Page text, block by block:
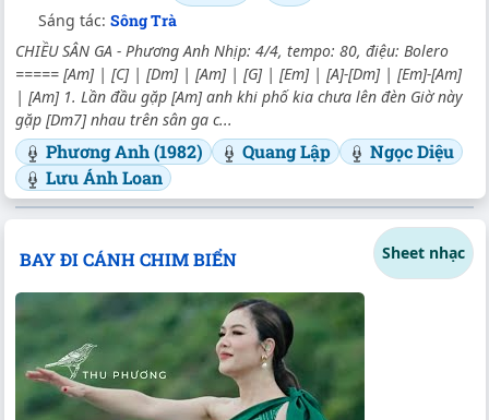
Sáng tác: Sông Trà
CHIỀU SÂN GA - Phương Anh Nhịp: 4/4, tempo: 80, điệu: Bolero
===== [Am] | [C] | [Dm] | [Am] | [G] | [Em] | [A]-[Dm] | [Em]-[Am]
| [Am] 1. Lần đầu gặp [Am] anh khi phố kia chưa lên đèn Giờ này
gặp [Dm7] nhau trên sân ga c...
Phương Anh (1982) Quang Lập
Ngọc Diệu
Lưu Ánh Loan
BAY ĐI CÁNH CHIM BIỂN Sheet nhạc